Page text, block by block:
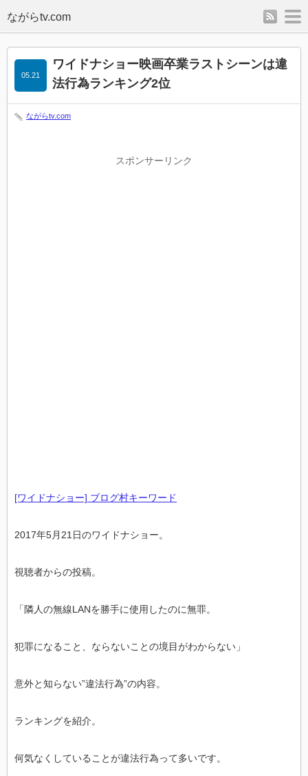
rss
ワイドナショー映画卒業ラストシーンは違
法行為ランキング2位
05.21
ながらtv.com
スポンサーリンク
[ワイドナショー] ブログ村キーワード
2017年5月21日のワイドナショー。
視聴者からの投稿。
「隣人の無線LANを勝手に使用したのに無罪。
犯罪になること、ならないことの境目がわからない」
意外と知らない”違法行為”の内容。
ランキングを紹介。
何気なくしていることが違法行為って多いです。